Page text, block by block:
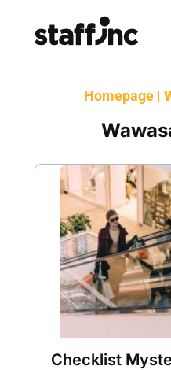
Homepage |
Checklist